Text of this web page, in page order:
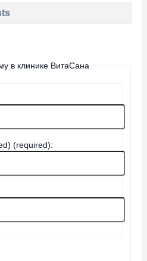
в клинике ВитаСана
(required):